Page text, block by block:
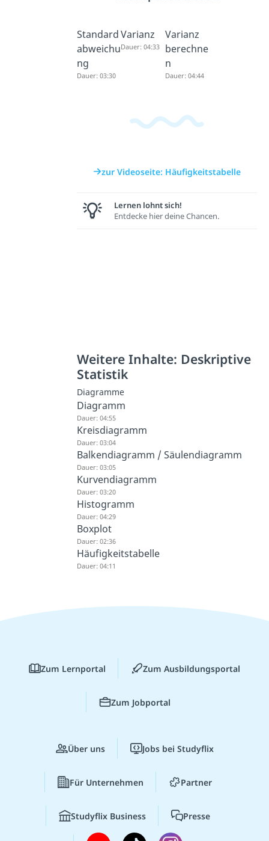
Standard
abweichu
ng
Dauer: 03:30
Varianz
Dauer: 04:33
Varianz
berechne
n
Dauer: 04:44
zur Videoseite: Häufigkeitstabelle
Lernen lohnt sich!
Entdecke hier deine Chancen.
Weitere Inhalte: Deskriptive
Statistik
Diagramme
Diagramm
Dauer: 04:55
Kreisdiagramm
Dauer: 03:04
Balkendiagramm / Säulendiagramm
Dauer: 03:05
Kurvendiagramm
Dauer: 03:20
Histogramm
Dauer: 04:29
Boxplot
Dauer: 02:36
Häufigkeitstabelle
Dauer: 04:11
Zum Lernportal Zum Ausbildungsportal
Zum Jobportal
Über uns Jobs bei Studyflix
Für Unternehmen Partner
Studyflix Business Presse